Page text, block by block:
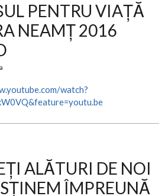
PENTRU VIAȚĂ
NEAMȚ 2016
watch?
ALĂTURI DE NOI
ÎMPREUNĂ